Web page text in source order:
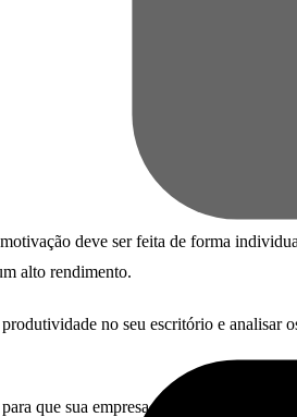
deve ser feita de forma
alto rendimento.
no seu escritório e analisar
que sua empresa cresça! Estamos no